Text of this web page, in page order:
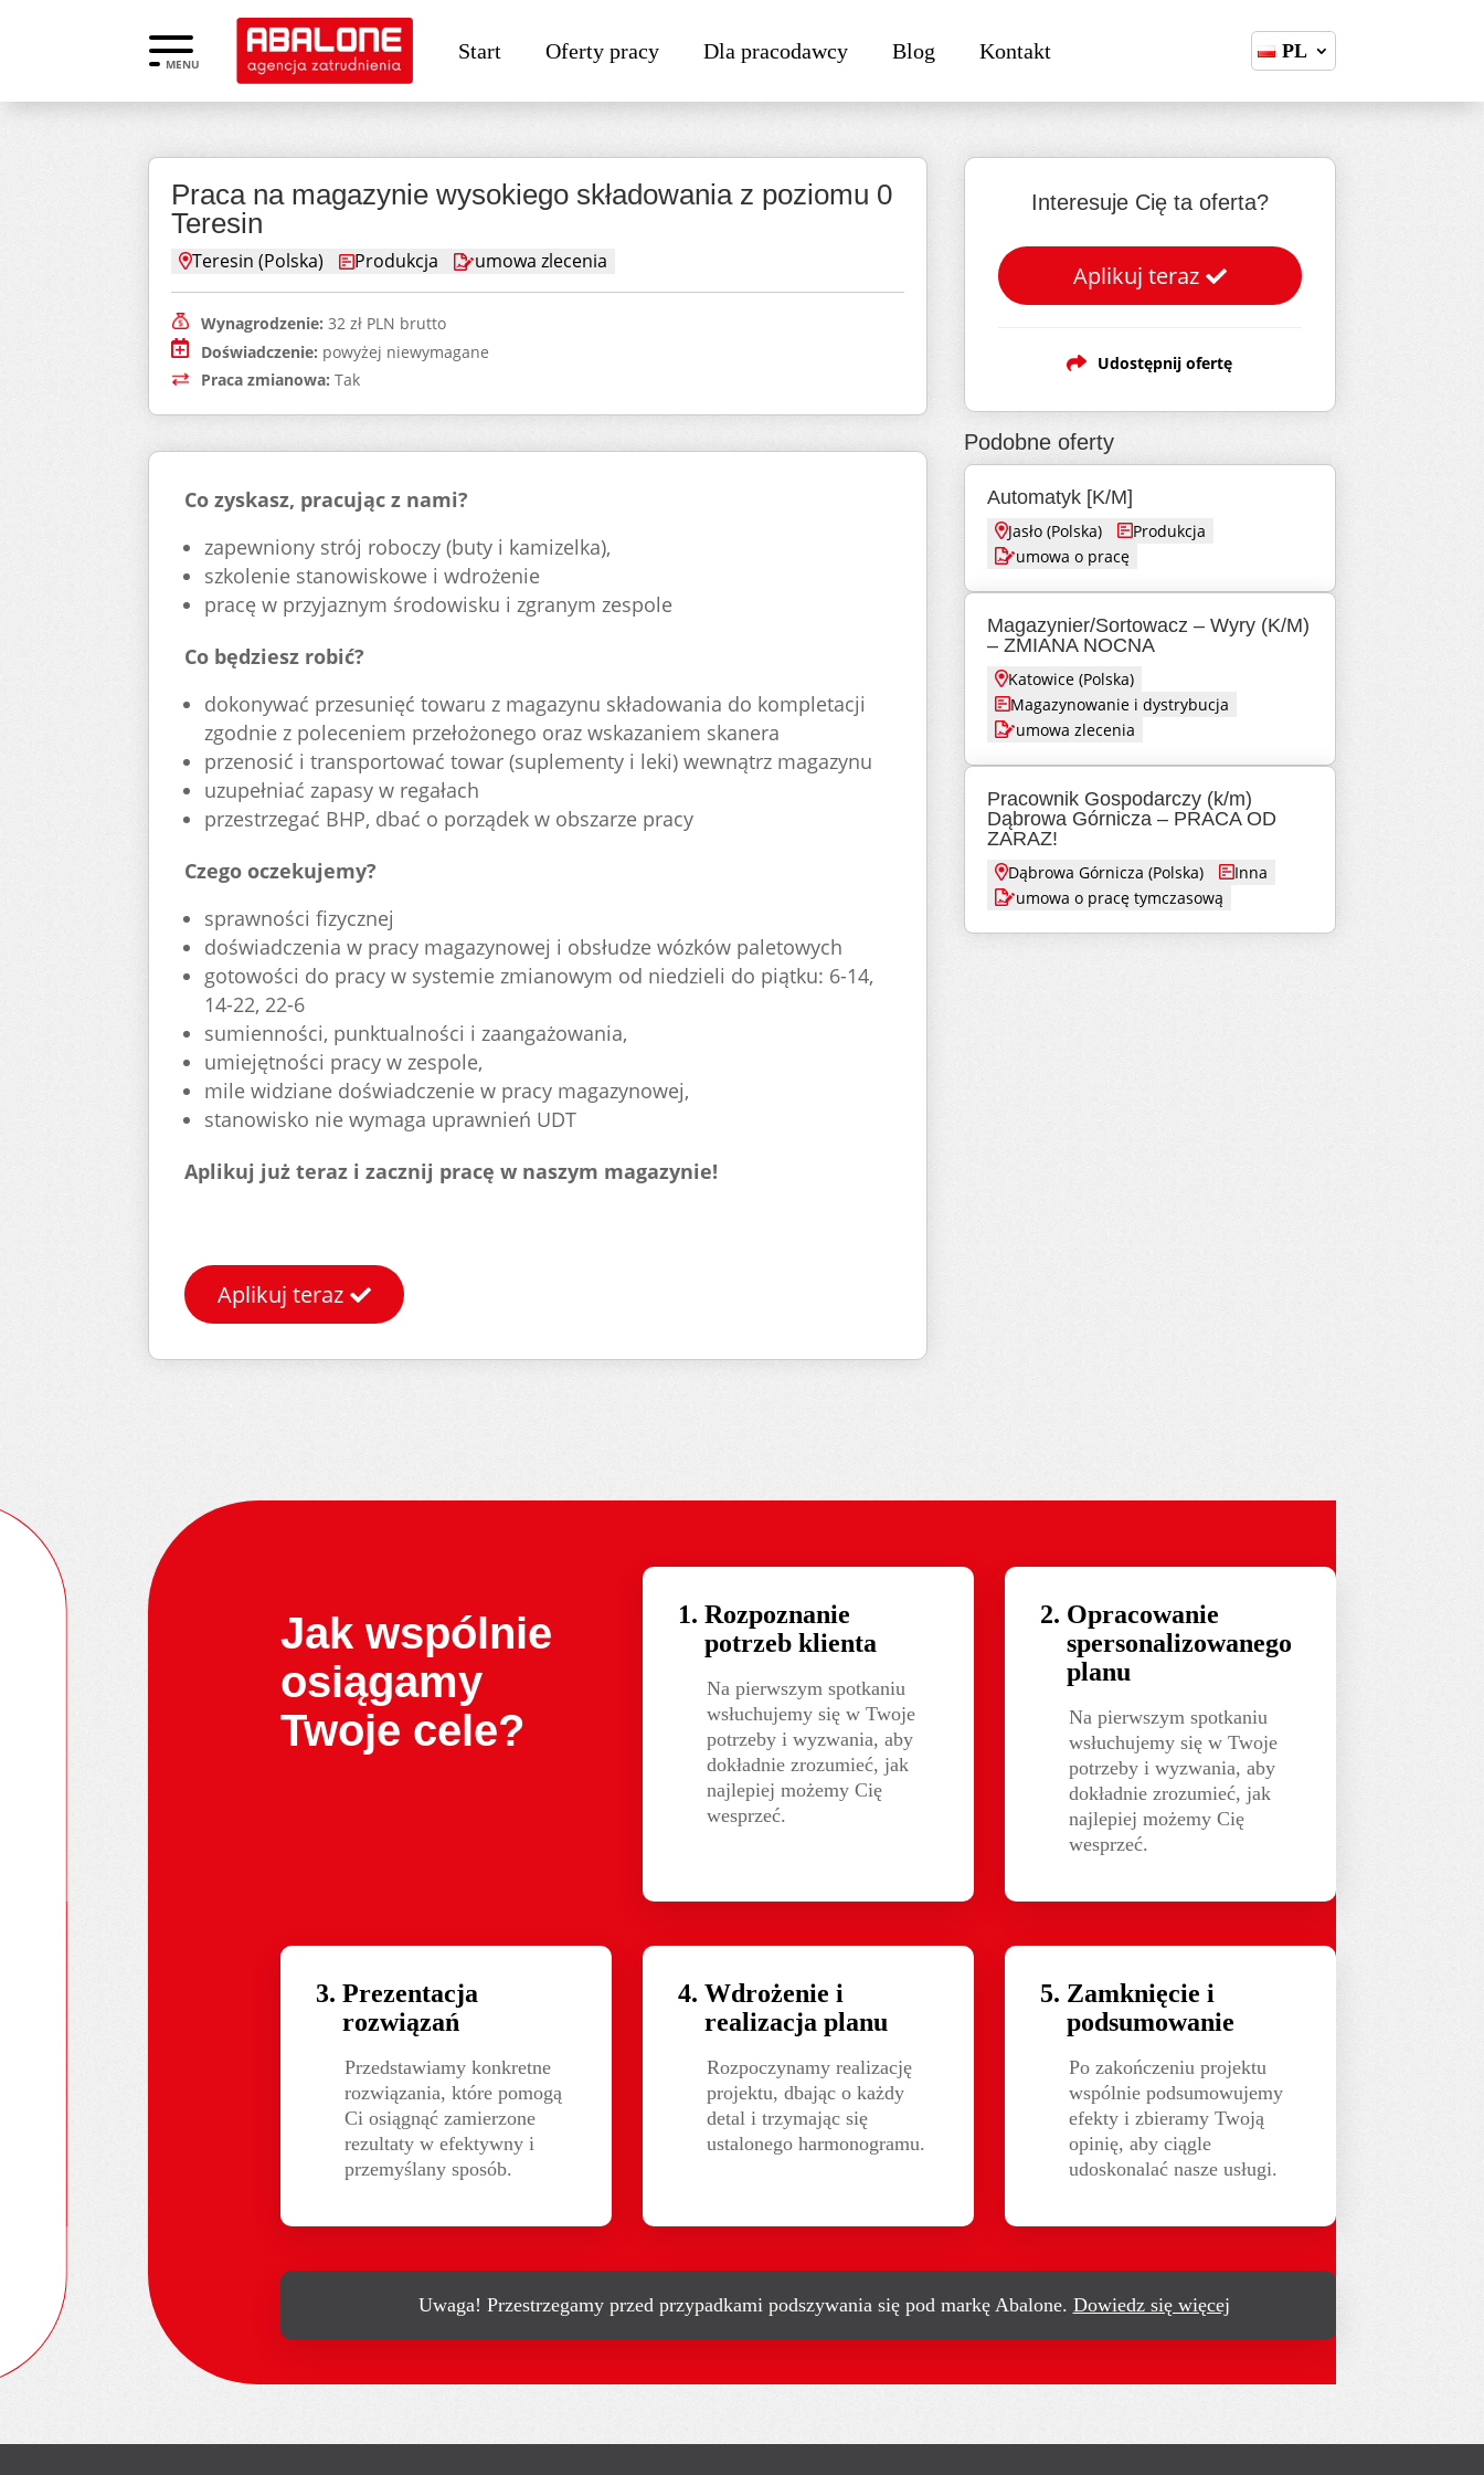
MENU
Start Oferty pracy Dla pracodawcy Blog Kontakt PL
Praca na magazynie wysokiego składowania z poziomu 0
Teresin
Teresin (Polska) Produkcja umowa zlecenia
Wynagrodzenie: 32 zł PLN brutto
Doświadczenie: powyżej niewymagane
Praca zmianowa: Tak
Co zyskasz, pracując z nami?
zapewniony strój roboczy (buty i kamizelka),
szkolenie stanowiskowe i wdrożenie
pracę w przyjaznym środowisku i zgranym zespole
Co będziesz robić?
dokonywać przesunięć towaru z magazynu składowania do kompletacji
zgodnie z poleceniem przełożonego oraz wskazaniem skanera
przenosić i transportować towar (suplementy i leki) wewnątrz magazynu
uzupełniać zapasy w regałach
przestrzegać BHP, dbać o porządek w obszarze pracy
Czego oczekujemy?
sprawności fizycznej
doświadczenia w pracy magazynowej i obsłudze wózków paletowych
gotowości do pracy w systemie zmianowym od niedzieli do piątku: 6-14,
14-22, 22-6
sumienności, punktualności i zaangażowania,
umiejętności pracy w zespole,
mile widziane doświadczenie w pracy magazynowej,
stanowisko nie wymaga uprawnień UDT
Aplikuj już teraz i zacznij pracę w naszym magazynie!
Aplikuj teraz
Interesuje Cię ta oferta?
Aplikuj teraz
Udostępnij ofertę
Podobne oferty
Automatyk [K/M]
Jasło (Polska)
Produkcja
umowa o pracę
Magazynier/Sortowacz – Wyry (K/M)
– ZMIANA NOCNA
Katowice (Polska)
Magazynowanie i dystrybucja
umowa zlecenia
Pracownik Gospodarczy (k/m)
Dąbrowa Górnicza – PRACA OD
ZARAZ!
Dąbrowa Górnicza (Polska)
Inna
umowa o pracę tymczasową
Jak wspólnie
osiągamy
Twoje cele?
Rozpoznanie
potrzeb klienta
Na pierwszym spotkaniu
wsłuchujemy się w Twoje
potrzeby i wyzwania, aby
dokładnie zrozumieć, jak
najlepiej możemy Cię
wesprzeć.
Opracowanie
spersonalizowanego
planu
Na pierwszym spotkaniu
wsłuchujemy się w Twoje
potrzeby i wyzwania, aby
dokładnie zrozumieć, jak
najlepiej możemy Cię
wesprzeć.
Prezentacja
rozwiązań
Przedstawiamy konkretne
rozwiązania, które pomogą
Ci osiągnąć zamierzone
rezultaty w efektywny i
przemyślany sposób.
Wdrożenie i
realizacja planu
Rozpoczynamy realizację
projektu, dbając o każdy
detal i trzymając się
ustalonego harmonogramu.
Zamknięcie i
podsumowanie
Po zakończeniu projektu
wspólnie podsumowujemy
efekty i zbieramy Twoją
opinię, aby ciągle
udoskonalać nasze usługi.
Uwaga! Przestrzegamy przed przypadkami podszywania się pod markę Abalone. Dowiedz się więcej